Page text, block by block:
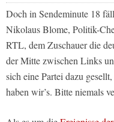
Doch in Sendeminute 18
Nikolaus Blome, Politik-
RTL, dem Zuschauer die
der Mitte zwischen Links
sich eine Partei dazu
haben wir’s. Bitte niemals